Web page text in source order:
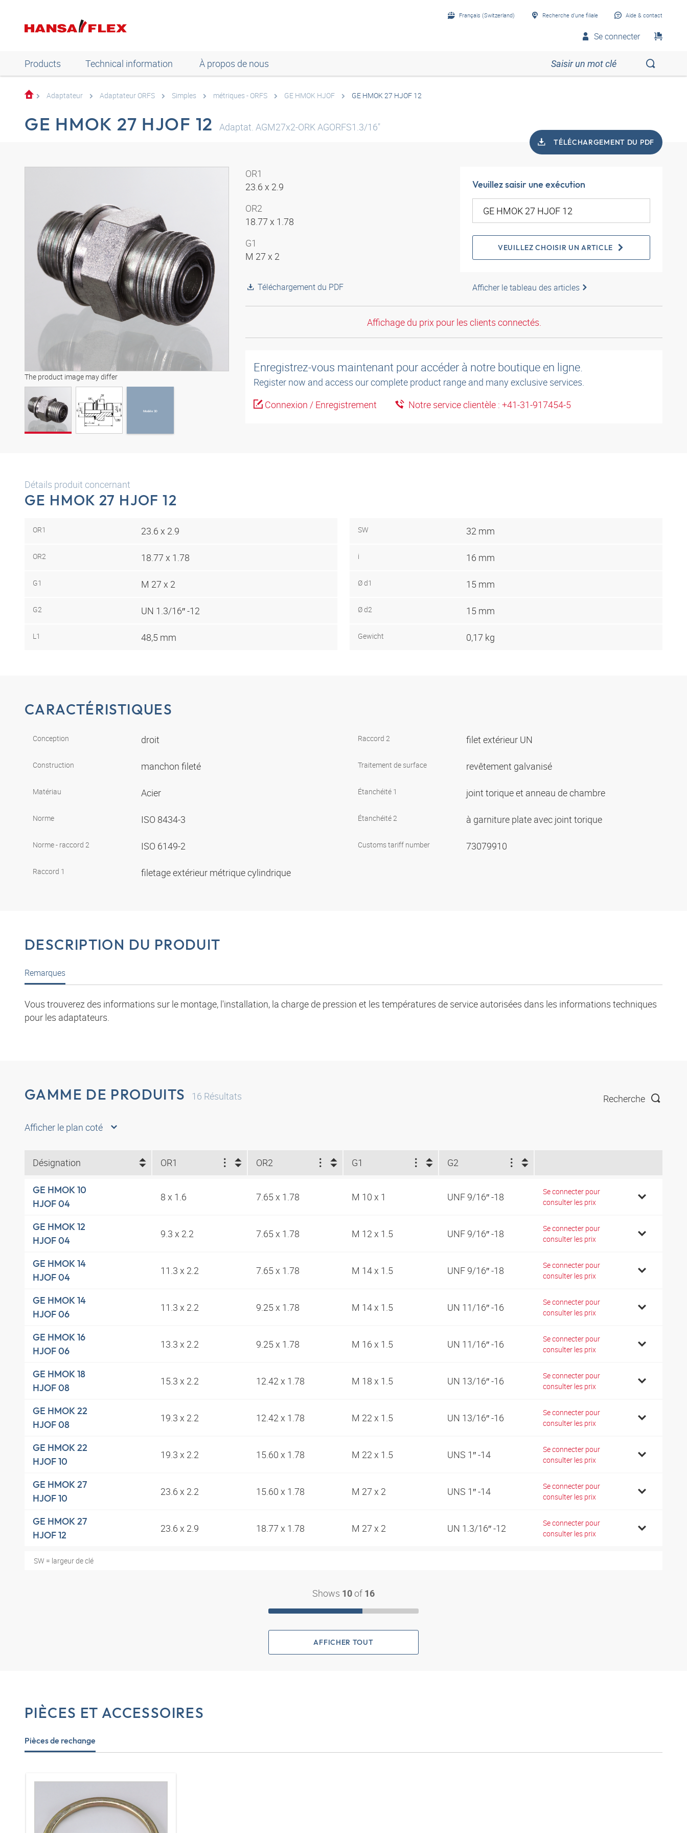
Français (Switzerland) Recherche d’une filiale Aide & contact
Se connecter
Products Technical information À propos de nous
Adaptateur Adaptateur ORFS Simples métriques - ORFS GE HMOK HJOF GE HMOK 27 HJOF 12
GE HMOK 27 HJOF 12 Adaptat. AGM27x2-ORK AGORFS1.3/16"
TÉLÉCHARGEMENT DU PDF
The product image may differ
Modèle 3D
Modèle 3D
OR1
23.6 x 2.9
OR2
18.77 x 1.78
G1
M 27 x 2
Téléchargement du PDF
Veuillez saisir une exécution
VEUILLEZ CHOISIR UN ARTICLE
Afficher le tableau des articles
Affichage du prix pour les clients connectés.
Enregistrez-vous maintenant pour accéder à notre boutique en ligne.
Register now and access our complete product range and many exclusive services.
Connexion / Enregistrement
Notre service clientèle : +41-31-917454-5
Détails produit concernant
GE HMOK 27 HJOF 12
OR1 23.6 x 2.9
OR2 18.77 x 1.78
G1 M 27 x 2
G2 UN 1.3/16″ -12
L1 48,5 mm
SW 32 mm
i 16 mm
Ø d1 15 mm
Ø d2 15 mm
Gewicht 0,17 kg
CARACTÉRISTIQUES
Conception droit
Construction manchon fileté
Matériau Acier
Norme ISO 8434-3
Norme - raccord 2 ISO 6149-2
Raccord 1 filetage extérieur métrique cylindrique
Raccord 2 filet extérieur UN
Traitement de surface revêtement galvanisé
Étanchéité 1 joint torique et anneau de chambre
Étanchéité 2 à garniture plate avec joint torique
Customs tariff number 73079910
DESCRIPTION DU PRODUIT
Remarques
Vous trouverez des informations sur le montage, l'installation, la charge de pression et les températures de service autorisées dans les informations techniques
pour les adaptateurs.
GAMME DE PRODUITS 16 Résultats Recherche
Afficher le plan coté
Désignation OR1 OR2 G1 G2
GE HMOK 10
HJOF 04
8 x 1.6 7.65 x 1.78 M 10 x 1 UNF 9/16″ -18
Se connecter pour
consulter les prix
GE HMOK 12
HJOF 04
9.3 x 2.2 7.65 x 1.78 M 12 x 1.5 UNF 9/16″ -18
Se connecter pour
consulter les prix
GE HMOK 14
HJOF 04
11.3 x 2.2 7.65 x 1.78 M 14 x 1.5 UNF 9/16″ -18
Se connecter pour
consulter les prix
GE HMOK 14
HJOF 06
11.3 x 2.2 9.25 x 1.78 M 14 x 1.5 UN 11/16″ -16
Se connecter pour
consulter les prix
GE HMOK 16
HJOF 06
13.3 x 2.2 9.25 x 1.78 M 16 x 1.5 UN 11/16″ -16
Se connecter pour
consulter les prix
GE HMOK 18
HJOF 08
15.3 x 2.2 12.42 x 1.78 M 18 x 1.5 UN 13/16″ -16
Se connecter pour
consulter les prix
GE HMOK 22
HJOF 08
19.3 x 2.2 12.42 x 1.78 M 22 x 1.5 UN 13/16″ -16
Se connecter pour
consulter les prix
GE HMOK 22
HJOF 10
19.3 x 2.2 15.60 x 1.78 M 22 x 1.5 UNS 1″ -14
Se connecter pour
consulter les prix
GE HMOK 27
HJOF 10
23.6 x 2.2 15.60 x 1.78 M 27 x 2 UNS 1″ -14
Se connecter pour
consulter les prix
GE HMOK 27
HJOF 12
23.6 x 2.9 18.77 x 1.78 M 27 x 2 UN 1.3/16″ -12
Se connecter pour
consulter les prix
SW = largeur de clé
Shows 10 of 16
AFFICHER TOUT
PIÈCES ET ACCESSOIRES
Pièces de rechange